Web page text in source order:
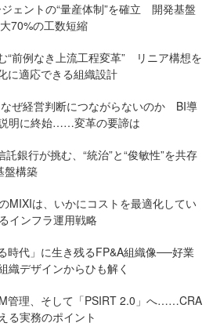
ェントの“量産体制”を確立 開発基盤
70%の工数短縮
“前例なき上流工程変革” リニア構想を
に適応できる組織設計
ぜ経営判断につながらないのか BI導
明に終始……変革の要諦は
銀行が挑む、“統治”と“俊敏性”を共存
盤構築
MIXIは、いかにコストを最適化してい
インフラ運用戦略
時代」に生き残るFP&A組織像──好業
織デザインからひも解く
管理、そして「PSIRT 2.0」へ……CRA
る実務のポイント